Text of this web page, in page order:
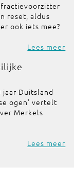
reset, aldus
ook iets mee?
Lees meer
jaar Duitsland
ogen' vertelt
Merkels
Lees meer